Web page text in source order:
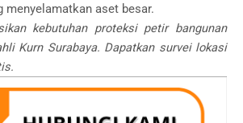
menyelamatkan aset besar.
kebutuhan proteksi petir bangunan
Kurn Surabaya. Dapatkan survei lokasi